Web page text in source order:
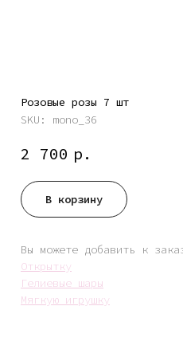
Розовые розы 7 шт
SKU: mono_36
2 700 р.
В корзину
Вы можете добавить к
Открытку
Гелиевые шары
Мягкую игрушку